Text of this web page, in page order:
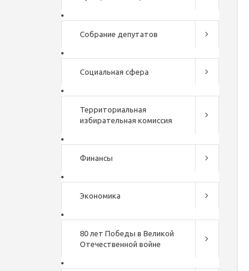
Собрание депутатов
Социальная сфера
Территориальная
избирательная комиссия
Финансы
Экономика
80 лет Победы в Великой
Отечественной войне